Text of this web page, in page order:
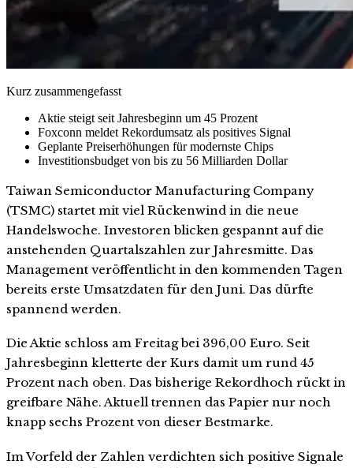
Kurz zusammengefasst
Aktie steigt seit Jahresbeginn um 45 Prozent
Foxconn meldet Rekordumsatz als positives Signal
Geplante Preiserhöhungen für modernste Chips
Investitionsbudget von bis zu 56 Milliarden Dollar
Taiwan Semiconductor Manufacturing Company
(TSMC) startet mit viel Rückenwind in die neue
Handelswoche. Investoren blicken gespannt auf die
anstehenden Quartalszahlen zur Jahresmitte. Das
Management veröffentlicht in den kommenden Tagen
bereits erste Umsatzdaten für den Juni. Das dürfte
spannend werden.
Die Aktie schloss am Freitag bei 396,00 Euro. Seit
Jahresbeginn kletterte der Kurs damit um rund 45
Prozent nach oben. Das bisherige Rekordhoch rückt in
greifbare Nähe. Aktuell trennen das Papier nur noch
knapp sechs Prozent von dieser Bestmarke.
Im Vorfeld der Zahlen verdichten sich positive Signale